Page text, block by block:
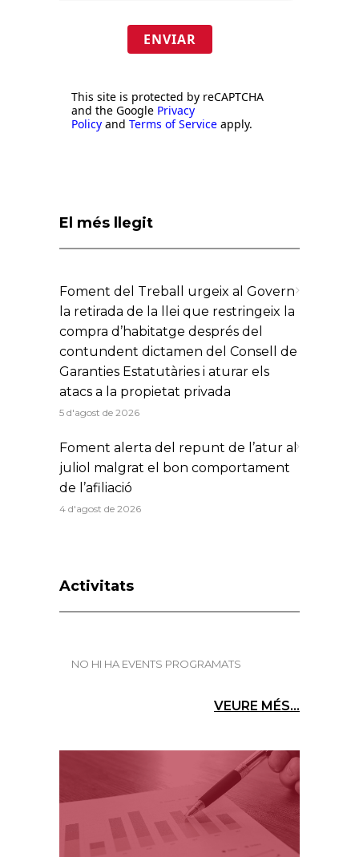
ENVIAR
This site is protected by reCAPTCHA
and the Google Privacy
Policy and Terms of Service apply.
El més llegit
Foment del Treball urgeix al Govern
la retirada de la llei que restringeix la
compra d’habitatge després del
contundent dictamen del Consell de
Garanties Estatutàries i aturar els
atacs a la propietat privada
5 d'agost de 2026
Foment alerta del repunt de l’atur al
juliol malgrat el bon comportament
de l’afiliació
4 d'agost de 2026
Activitats
NO HI HA EVENTS PROGRAMATS
VEURE MÉS...